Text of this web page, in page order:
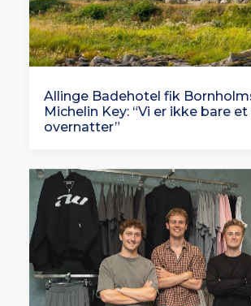
Allinge Badehotel fik
Michelin Key: “Vi er ikke bare
overnatter”